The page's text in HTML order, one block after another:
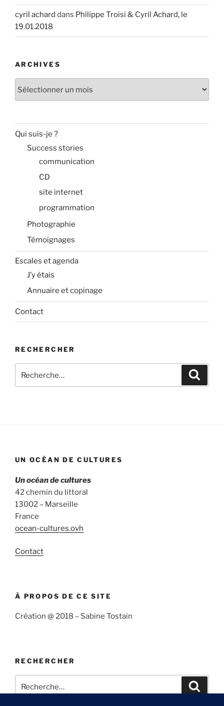
cyril achard dans Philippe Troisi & Cyril Achard, le
19.01.2018
ARCHIVES
Qui suis-je ?
Success stories
communication
CD
site internet
programmation
Photographie
Témoignages
Escales et agenda
J’y étais
Annuaire et copinage
Contact
RECHERCHER
pour
UN OCÉAN DE CULTURES
Un océan de cultures
42 chemin du littoral
13002 – Marseille
France
ocean-cultures.ovh
Contact
À PROPOS DE CE SITE
Création @ 2018 – Sabine Tostain
RECHERCHER
pour